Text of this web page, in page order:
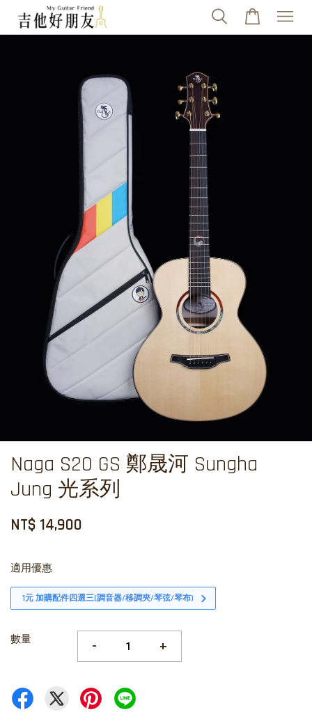
Naga S20 GS 鄭晟河 Sungha
Jung 光系列
NT$ 14,900
適用優惠
1元 加購配件四選三(調音器/移調夾/琴弦/琴布)
數量 - +